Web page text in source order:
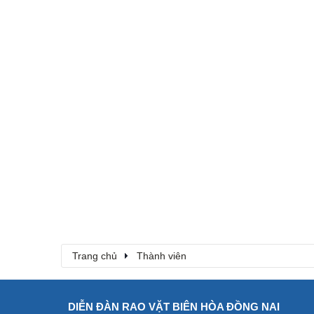
Trang chủ Thành viên
DIỄN ĐÀN RAO VẶT BIÊN HÒA ĐỒNG NAI